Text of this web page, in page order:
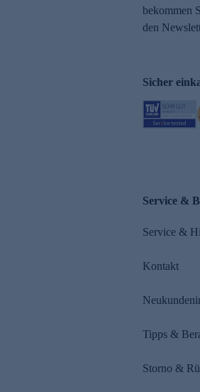
bekommen
den
Sicher
Service &
Service &
Kontakt
Tipps &
Storno &